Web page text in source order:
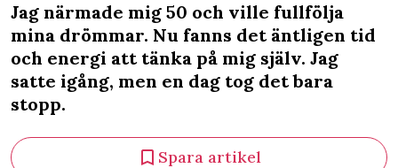
Jag närmade mig 50 och ville fullfölja
mina drömmar. Nu fanns det äntligen tid
och energi att tänka på mig själv. Jag
satte igång, men en dag tog det bara
stopp.
Spara artikel